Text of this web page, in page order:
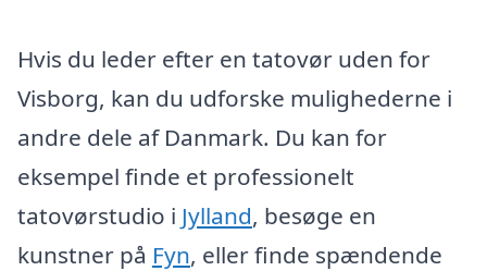
Hvis du leder efter en tatovør uden for
Visborg, kan du udforske mulighederne i
andre dele af Danmark. Du kan for
eksempel finde et professionelt
tatovørstudio i Jylland, besøge en
kunstner på Fyn, eller finde spændende